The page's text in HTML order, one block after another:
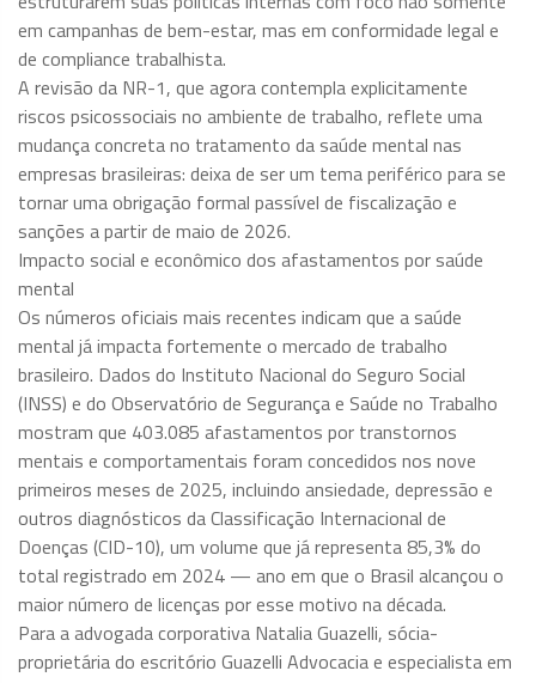
em campanhas de bem-estar, mas em conformidade legal e
de compliance trabalhista.
A revisão da NR-1, que agora contempla explicitamente
riscos psicossociais no ambiente de trabalho, reflete uma
mudança concreta no tratamento da saúde mental nas
empresas brasileiras: deixa de ser um tema periférico para se
tornar uma obrigação formal passível de fiscalização e
sanções a partir de maio de 2026.
Impacto social e econômico dos afastamentos por saúde
mental
Os números oficiais mais recentes indicam que a saúde
mental já impacta fortemente o mercado de trabalho
brasileiro. Dados do Instituto Nacional do Seguro Social
(INSS) e do Observatório de Segurança e Saúde no Trabalho
mostram que 403.085 afastamentos por transtornos
mentais e comportamentais foram concedidos nos nove
primeiros meses de 2025, incluindo ansiedade, depressão e
outros diagnósticos da Classificação Internacional de
Doenças (CID-10), um volume que já representa 85,3% do
total registrado em 2024 — ano em que o Brasil alcançou o
maior número de licenças por esse motivo na década.
Para a advogada corporativa Natalia Guazelli, sócia-
proprietária do escritório Guazelli Advocacia e especialista em